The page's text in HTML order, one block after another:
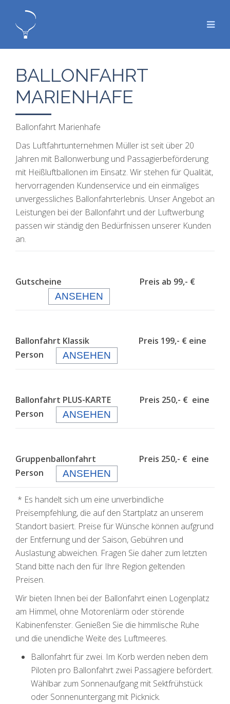
BALLONFAHRT
MARIENHAFE
Ballonfahrt Marienhafe
Das Luftfahrtunternehmen Müller ist seit über 20
Jahren mit Ballonwerbung und Passagierbeförderung
mit Heißluftballonen im Einsatz. Wir stehen für Qualität,
hervorragenden Kundenservice und ein einmaliges
unvergessliches Ballonfahrterlebnis. Unser Angebot an
Leistungen bei der Ballonfahrt und der Luftwerbung
passen wir ständig den Bedürfnissen unserer Kunden
an.
Gutscheine Preis ab 99,- €
ANSEHEN
Ballonfahrt Klassik Preis 199,- € eine
Person
ANSEHEN
Ballonfahrt PLUS-KARTE Preis 250,- € eine
Person
ANSEHEN
Gruppenballonfahrt Preis 250,- € eine
Person
ANSEHEN
* Es handelt sich um eine unverbindliche
Preisempfehlung, die auf den Startplatz an unserem
Standort basiert. Preise für Wünsche können aufgrund
der Entfernung und der Saison, Gebühren und
Auslastung abweichen. Fragen Sie daher zum letzten
Stand bitte nach den für Ihre Region geltenden
Preisen.
Wir bieten Ihnen bei der Ballonfahrt einen Logenplatz
am Himmel, ohne Motorenlärm oder störende
Kabinenfenster. Genießen Sie die himmlische Ruhe
und die unendliche Weite des Luftmeeres.
Ballonfahrt für zwei. Im Korb werden neben dem
Piloten pro Ballonfahrt zwei Passagiere befördert.
Wählbar zum Sonnenaufgang mit Sektfrühstück
oder Sonnenuntergang mit Picknick.